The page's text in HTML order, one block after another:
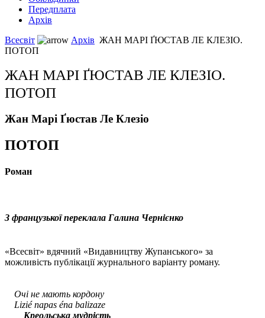
Передплата
Архів
Всесвіт
Архів ЖАН МАРІ ҐЮСТАВ ЛЕ КЛЕЗІО.
ПОТОП
ЖАН МАРІ ҐЮСТАВ ЛЕ КЛЕЗІО.
ПОТОП
Жан Марі Ґюстав Ле Клезіо
ПОТОП
Роман
З французької переклала Галина Чернієнко
«Всесвіт» вдячний «Видавництву Жупанського» за
можливість публікації журнального варіанту роману.
Очі не мають кордону
Liziénapas éna balizaze
Креольська мудрість